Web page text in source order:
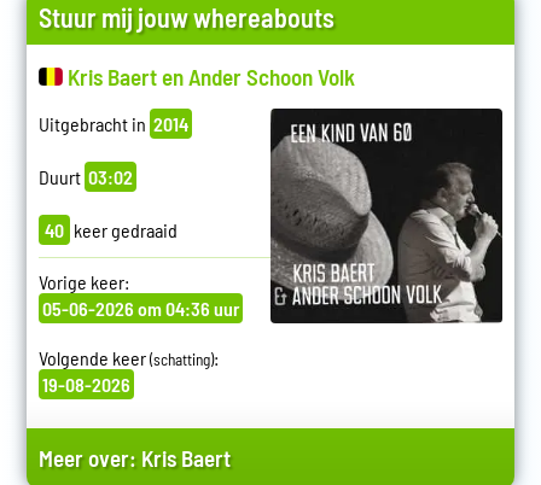
Stuur mij jouw whereabouts
Kris Baert en Ander Schoon Volk
Uitgebracht in 2014
Duurt 03:02
40 keer gedraaid
Vorige keer:
05-06-2026 om 04:36 uur
Volgende keer(schatting):
19-08-2026
Meer over: Kris Baert